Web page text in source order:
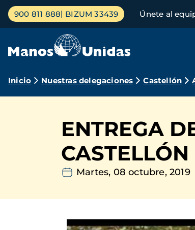
Pasar
contenido
Menú
principal
900 811 888 BIZUM 33439 Únete al
Ruta
navegación
Inicio Nuestras delegaciones Castellón
ENTREGA
CASTELLÓN
Martes, 08 octubre, 2019